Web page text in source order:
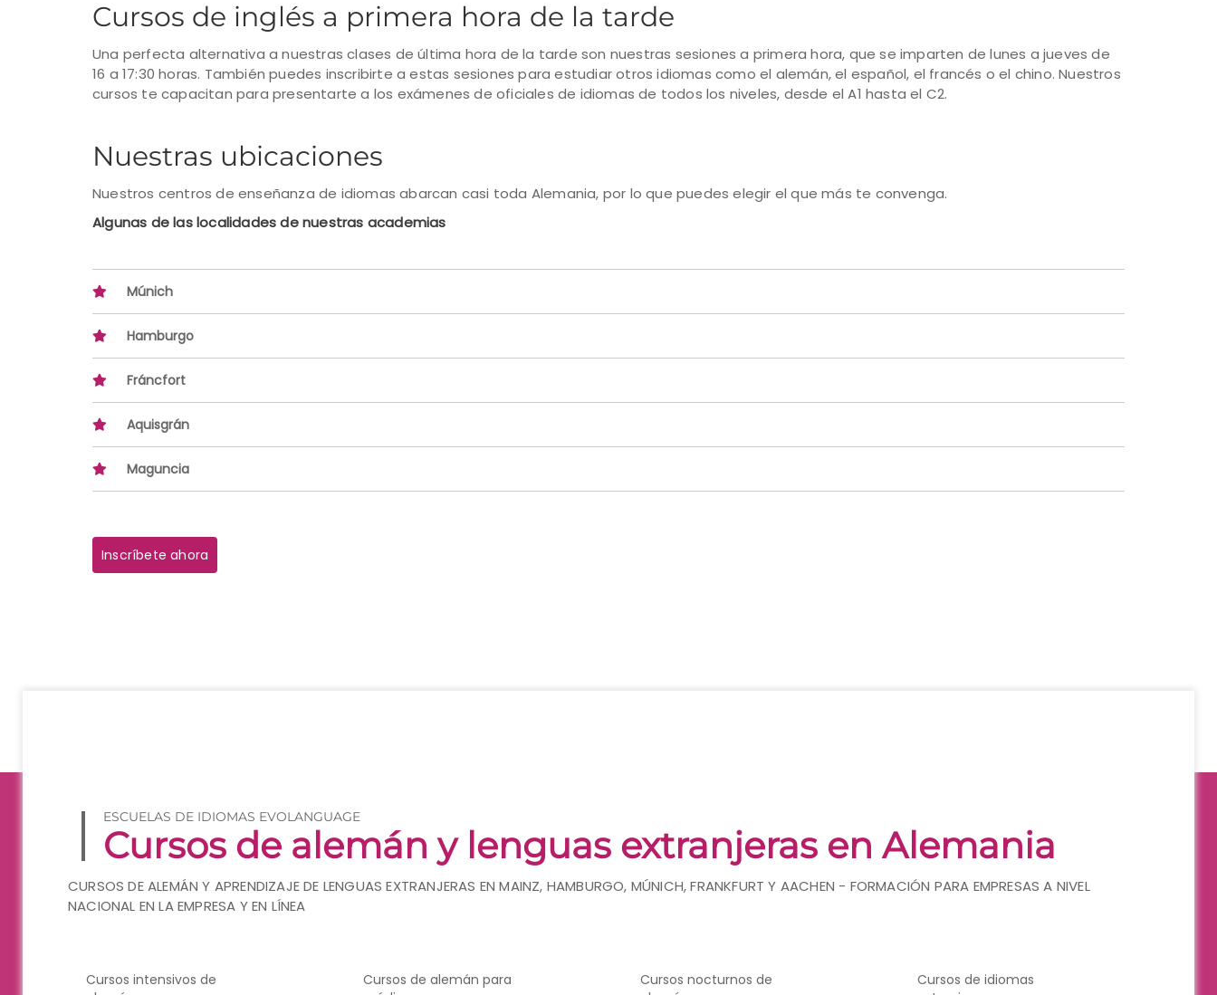
Cursos de inglés a primera hora de la tarde
Una perfecta alternativa a nuestras clases de última hora de la tarde son nuestras sesiones a primera hora, que se imparten de lunes a jueves de
16 a 17:30 horas. También puedes inscribirte a estas sesiones para estudiar otros idiomas como el alemán, el español, el francés o el chino. Nuestros
cursos te capacitan para presentarte a los exámenes de oficiales de idiomas de todos los niveles, desde el A1 hasta el C2.
Nuestras ubicaciones
Nuestros centros de enseñanza de idiomas abarcan casi toda Alemania, por lo que puedes elegir el que más te convenga.
Algunas de las localidades de nuestras academias
Múnich
Hamburgo
Fráncfort
Aquisgrán
Maguncia
Inscríbete ahora
ESCUELAS DE IDIOMAS EVOLANGUAGE
Cursos de alemán y lenguas extranjeras en Alemania
CURSOS DE ALEMÁN Y APRENDIZAJE DE LENGUAS EXTRANJERAS EN MAINZ, HAMBURGO, MÚNICH, FRANKFURT Y AACHEN - FORMACIÓN PARA EMPRESAS A NIVEL
NACIONAL EN LA EMPRESA Y EN LÍNEA
Cursos intensivos de
Cursos de alemán para
Cursos nocturnos de
Cursos de idiomas